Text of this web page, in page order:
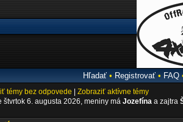
Hľadať• Registrovať• FAQ
témy bez odpovede
Zobraziť aktívne témy
štvrtok 6. augusta 2026, meniny má Jozefína a zajtra